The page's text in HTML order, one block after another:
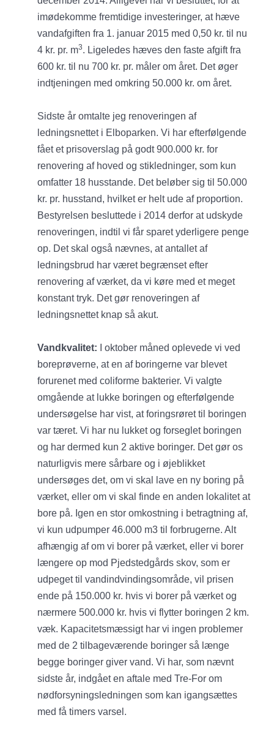
imødekomme fremtidige investeringer, at hæve
vandafgiften fra 1. januar 2015 med 0,50 kr. til nu
4 kr. pr. m3. Ligeledes hæves den faste afgift fra
600 kr. til nu 700 kr. pr. måler om året. Det øger
indtjeningen med omkring 50.000 kr. om året.
Sidste år omtalte jeg renoveringen af
ledningsnettet i Elboparken. Vi har efterfølgende
fået et prisoverslag på godt 900.000 kr. for
renovering af hoved og stikledninger, som kun
omfatter 18 husstande. Det beløber sig til 50.000
kr. pr. husstand, hvilket er helt ude af proportion.
Bestyrelsen besluttede i 2014 derfor at udskyde
renoveringen, indtil vi får sparet yderligere penge
op. Det skal også nævnes, at antallet af
ledningsbrud har været begrænset efter
renovering af værket, da vi køre med et meget
konstant tryk. Det gør renoveringen af
ledningsnettet knap så akut.
Vandkvalitet: I oktober måned oplevede vi ved
boreprøverne, at en af boringerne var blevet
forurenet med coliforme bakterier. Vi valgte
omgående at lukke boringen og efterfølgende
undersøgelse har vist, at foringsrøret til boringen
var tæret. Vi har nu lukket og forseglet boringen
og har dermed kun 2 aktive boringer. Det gør os
naturligvis mere sårbare og i øjeblikket
undersøges det, om vi skal lave en ny boring på
værket, eller om vi skal finde en anden lokalitet at
bore på. Igen en stor omkostning i betragtning af,
vi kun udpumper 46.000 m3 til forbrugerne. Alt
afhængig af om vi borer på værket, eller vi borer
længere op mod Pjedstedgårds skov, som er
udpeget til vandindvindingsområde, vil prisen
ende på 150.000 kr. hvis vi borer på værket og
nærmere 500.000 kr. hvis vi flytter boringen 2 km.
væk. Kapacitetsmæssigt har vi ingen problemer
med de 2 tilbageværende boringer så længe
begge boringer giver vand. Vi har, som nævnt
sidste år, indgået en aftale med Tre-For om
nødforsyningsledningen som kan igangsættes
med få timers varsel.